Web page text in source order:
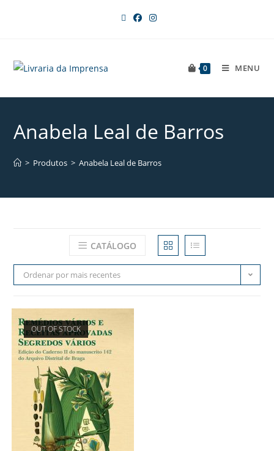
0 MENU
Anabela Leal de Barros
> Produtos > Anabela Leal de Barros
CATÁLOGO
Ordenar por mais recentes
OUT OF STOCK